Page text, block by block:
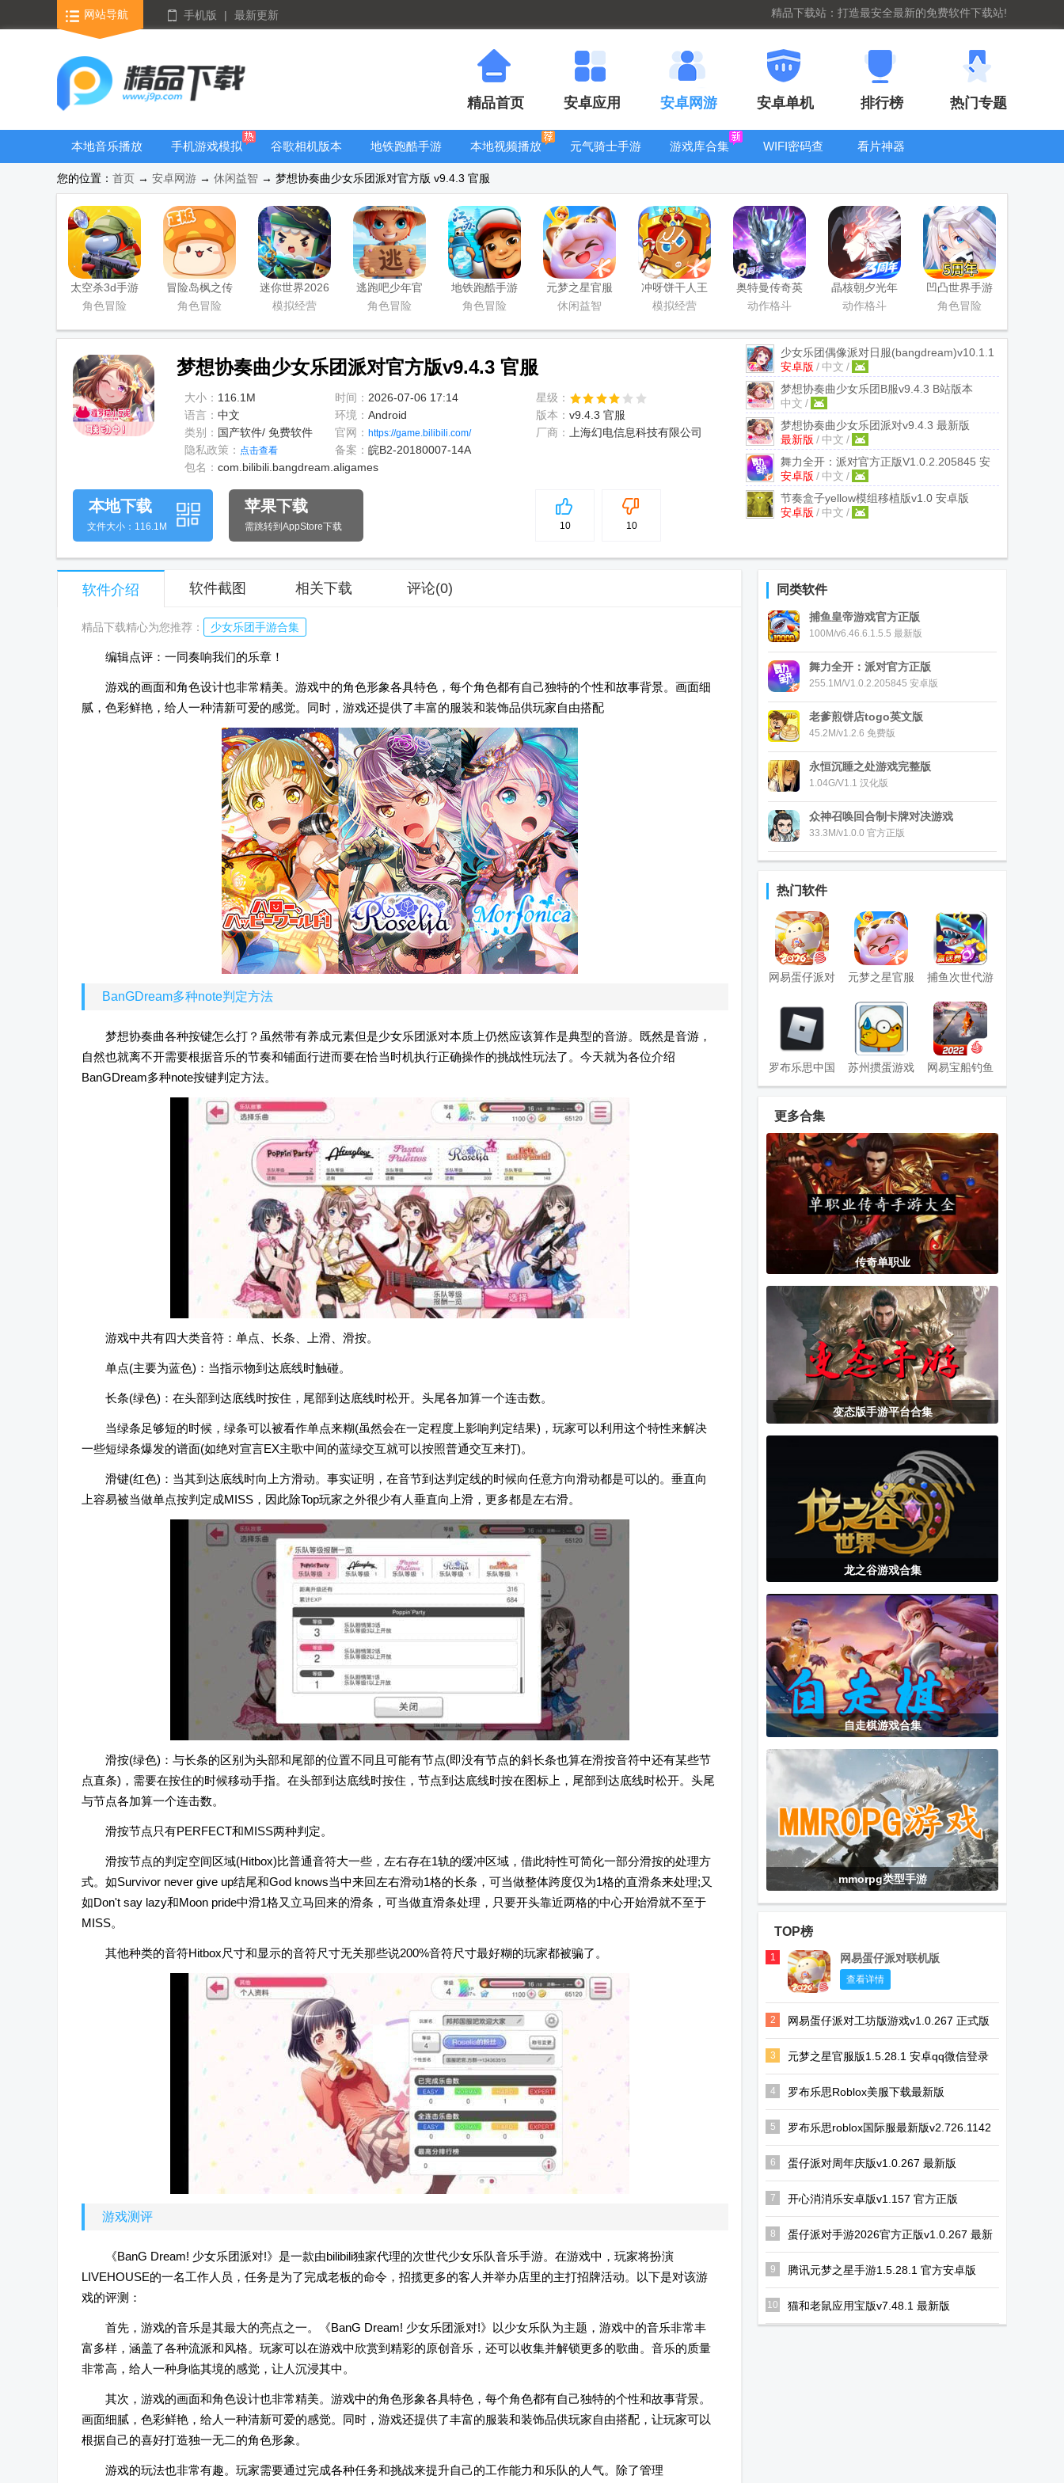
网站导航 手机版 | 最新更新 精品下载站：打造最安全最新的免费软件下载站!
精品首页 安卓应用 安卓网游 安卓单机 排行榜 热门专题
本地音乐播放
手机游戏模拟
谷歌相机版本
大全
地铁跑酷手游
大全
本地视频播放
元气骑士手游
游戏库合集
WIFI密码查
看片神器
全
您的位置： 首页 → 安卓网游 → 休闲益智 → 梦想协奏曲少女乐团派对官方版 v9.4.3 官服
太空杀3d手游
角色冒险
冒险岛枫之传
说手游
角色冒险
迷你世界2026
最新升级版
模拟经营
逃跑吧少年官
方版
角色冒险
地铁跑酷手游
国服
角色冒险
元梦之星官服
版
休闲益智
冲呀饼干人王
国手游官方版
模拟经营
奥特曼传奇英
雄手游正版
动作格斗
晶核朝夕光年
官服版
动作格斗
凹凸世界手游
正版
角色冒险
梦想协奏曲少女乐团派对官方版v9.4.3 官服
大小： 116.1M 时间： 2026-07-06 17:14
星级：
语言： 中文 环境： Android 版本： v9.4.3 官服
类别： 国产软件/ 免费软件 官网： https://game.bilibili.com/ 厂商：
上海幻电信息科技有限公司
隐私政策： 点击查看 备案： 皖B2-20180007-14A
包名： com.bilibili.bangdream.aligames
少女乐团偶像派对日服(bangdream)v10.1.1
安卓最新版
安卓版 / 中文 /
梦想协奏曲少女乐团B服v9.4.3 B站版本
中文 /
梦想协奏曲少女乐团派对v9.4.3 最新版
最新版 / 中文 /
舞力全开：派对官方正版V1.0.2.205845 安
卓版
安卓版 / 中文 /
节奏盒子yellow模组移植版v1.0 安卓版
安卓版 / 中文 /
5
10 10
本地下载
文件大小：116.1M
苹果下载
需跳转到AppStore下载
软件介绍 软件截图 相关下载 评论(0)
精品下载精心为您推荐： 少女乐团手游合集
编辑点评：一同奏响我们的乐章！
游戏的画面和角色设计也非常精美。游戏中的角色形象各具特色，每个角色都有自己独特的个性和故事背景。画面细
腻，色彩鲜艳，给人一种清新可爱的感觉。同时，游戏还提供了丰富的服装和装饰品供玩家自由搭配
BanGDream多种note判定方法
梦想协奏曲各种按键怎么打？虽然带有养成元素但是少女乐团派对本质上仍然应该算作是典型的音游。既然是音游，
自然也就离不开需要根据音乐的节奏和铺面行进而要在恰当时机执行正确操作的挑战性玩法了。今天就为各位介绍
BanGDream多种note按键判定方法。
游戏中共有四大类音符：单点、长条、上滑、滑按。
单点(主要为蓝色)：当指示物到达底线时触碰。
长条(绿色)：在头部到达底线时按住，尾部到达底线时松开。头尾各加算一个连击数。
当绿条足够短的时候，绿条可以被看作单点来糊(虽然会在一定程度上影响判定结果)，玩家可以利用这个特性来解决
一些短绿条爆发的谱面(如绝对宣言EX主歌中间的蓝绿交互就可以按照普通交互来打)。
滑键(红色)：当其到达底线时向上方滑动。事实证明，在音节到达判定线的时候向任意方向滑动都是可以的。垂直向
上容易被当做单点按判定成MISS，因此除Top玩家之外很少有人垂直向上滑，更多都是左右滑。
滑按(绿色)：与长条的区别为头部和尾部的位置不同且可能有节点(即没有节点的斜长条也算在滑按音符中还有某些节
点直条)，需要在按住的时候移动手指。在头部到达底线时按住，节点到达底线时按在图标上，尾部到达底线时松开。头尾
与节点各加算一个连击数。
滑按节点只有PERFECT和MISS两种判定。
滑按节点的判定空间区域(Hitbox)比普通音符大一些，左右存在1轨的缓冲区域，借此特性可简化一部分滑按的处理方
式。如Survivor never give up结尾和God knows当中来回左右滑动1格的长条，可当做整体跨度仅为1格的直滑条来处理;又
如Don't say lazy和Moon pride中滑1格又立马回来的滑条，可当做直滑条处理，只要开头靠近两格的中心开始滑就不至于
MISS。
其他种类的音符Hitbox尺寸和显示的音符尺寸无关那些说200%音符尺寸最好糊的玩家都被骗了。
游戏测评
《BanG Dream! 少女乐团派对!》是一款由bilibili独家代理的次世代少女乐队音乐手游。在游戏中，玩家将扮演
LIVEHOUSE的一名工作人员，任务是为了完成老板的命令，招揽更多的客人并举办店里的主打招牌活动。以下是对该游
戏的评测：
首先，游戏的音乐是其最大的亮点之一。《BanG Dream! 少女乐团派对!》以少女乐队为主题，游戏中的音乐非常丰
富多样，涵盖了各种流派和风格。玩家可以在游戏中欣赏到精彩的原创音乐，还可以收集并解锁更多的歌曲。音乐的质量
非常高，给人一种身临其境的感觉，让人沉浸其中。
其次，游戏的画面和角色设计也非常精美。游戏中的角色形象各具特色，每个角色都有自己独特的个性和故事背景。
画面细腻，色彩鲜艳，给人一种清新可爱的感觉。同时，游戏还提供了丰富的服装和装饰品供玩家自由搭配，让玩家可以
根据自己的喜好打造独一无二的角色形象。
游戏的玩法也非常有趣。玩家需要通过完成各种任务和挑战来提升自己的工作能力和乐队的人气。除了管理
同类软件
捕鱼皇帝游戏官方正版
100M/v6.46.6.1.5.5 最新版
舞力全开：派对官方正版
255.1M/V1.0.2.205845 安卓版
老爹煎饼店togo英文版
45.2M/v1.2.6 免费版
永恒沉睡之处游戏完整版
1.04G/V1.1 汉化版
众神召唤回合制卡牌对决游戏
33.3M/v1.0.0 官方正版
热门软件
网易蛋仔派对
元梦之星官服
版
捕鱼次世代游
戏最新版
罗布乐思中国
版
苏州掼蛋游戏
最新版
网易宝船钓鱼
大对决手游
保卫萝卜4 腾
讯版下载
指尖领主
西奥小镇手游
中文版
少侠游戏库
奥特曼兄弟联
手1手机版
黑暗荒野官方
正版
生灵指路游戏
安卓版
PS2以太模拟
器修改版
(AetherSX2)
安卓Citra模拟
器安兔兔mmj
版
版手游平台
戏汉化版
更多合集
传奇单职业
变态版手游平台合集
龙之谷游戏合集
自走棋游戏合集
mmorpg类型手游
TOP榜
1 网易蛋仔派对联机版
查看详情
2 网易蛋仔派对工坊版游戏v1.0.267 正式版
3
元梦之星官服版1.5.28.1 安卓qq微信登录
版
4
罗布乐思Roblox美服下载最新版
v2.726.1142 正版支持中文
5
罗布乐思roblox国际服最新版v2.726.1142
官方版
6 蛋仔派对周年庆版v1.0.267 最新版
7 开心消消乐安卓版v1.157 官方正版
8
蛋仔派对手游2026官方正版v1.0.267 最新
互通版
9 腾讯元梦之星手游1.5.28.1 官方安卓版
10 猫和老鼠应用宝版v7.48.1 最新版